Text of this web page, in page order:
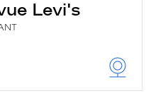
Levi's